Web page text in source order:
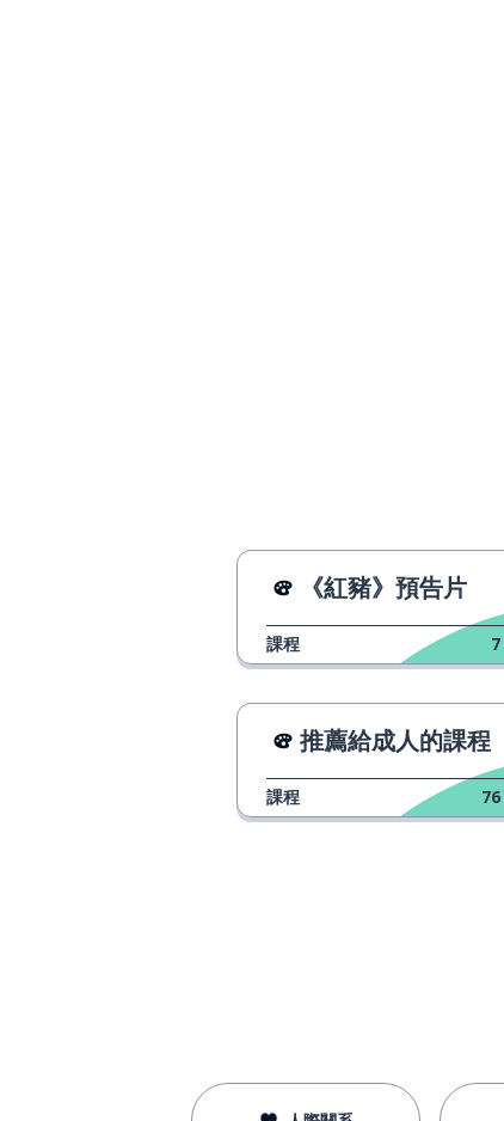
《紅豬》預告片
課程 7
推薦給成人的課程
課程 76